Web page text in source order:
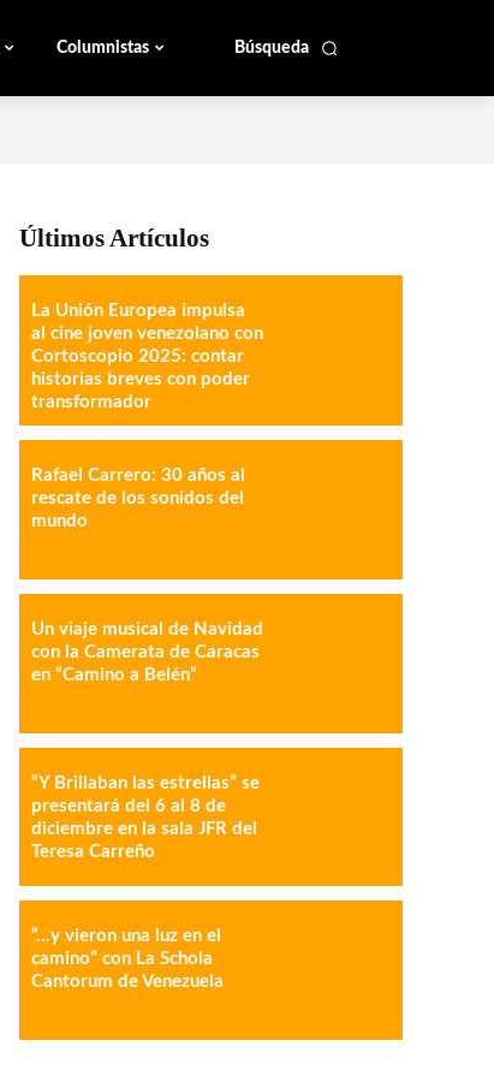
Búsqueda
Columnistas
Últimos Artículos
La Unión Europea impulsa
al cine joven venezolano con
Cortoscopio 2025: contar
historias breves con poder
transformador
Rafael Carrero: 30 años al
rescate de los sonidos del
mundo
Un viaje musical de Navidad
con la Camerata de Caracas
en “Camino a Belén”
“Y Brillaban las estrellas” se
presentará del 6 al 8 de
diciembre en la sala JFR del
Teresa Carreño
“…y vieron una luz en el
camino” con La Schola
Cantorum de Venezuela